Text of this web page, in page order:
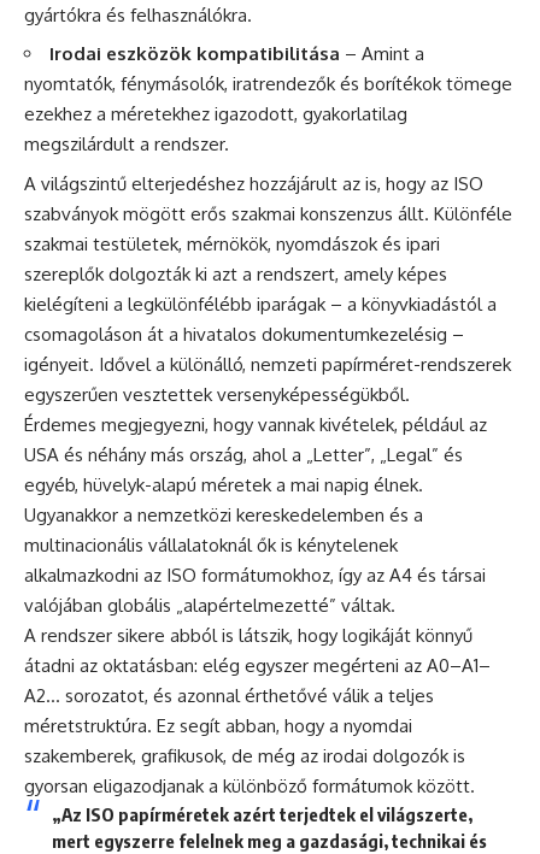
gyártókra és felhasználókra.
Irodai eszközök kompatibilitása – Amint a
nyomtatók, fénymásolók, iratrendezők és borítékok tömege
ezekhez a méretekhez igazodott, gyakorlatilag
megszilárdult a rendszer.
A világszintű elterjedéshez hozzájárult az is, hogy az ISO
szabványok mögött erős szakmai konszenzus állt. Különféle
szakmai testületek, mérnökök, nyomdászok és ipari
szereplők dolgozták ki azt a rendszert, amely képes
kielégíteni a legkülönfélébb iparágak – a könyvkiadástól a
csomagoláson át a hivatalos dokumentumkezelésig –
igényeit. Idővel a különálló, nemzeti papírméret-rendszerek
egyszerűen vesztettek versenyképességükből.
Érdemes megjegyezni, hogy vannak kivételek, például az
USA és néhány más ország, ahol a „Letter”, „Legal” és
egyéb, hüvelyk-alapú méretek a mai napig élnek.
Ugyanakkor a nemzetközi kereskedelemben és a
multinacionális vállalatoknál ők is kénytelenek
alkalmazkodni az ISO formátumokhoz, így az A4 és társai
valójában globális „alapértelmezetté” váltak.
A rendszer sikere abból is látszik, hogy logikáját könnyű
átadni az oktatásban: elég egyszer megérteni az A0–A1–
A2… sorozatot, és azonnal érthetővé válik a teljes
méretstruktúra. Ez segít abban, hogy a nyomdai
szakemberek, grafikusok, de még az irodai dolgozók is
gyorsan eligazodjanak a különböző formátumok között.
„Az ISO papírméretek azért terjedtek el világszerte,
mert egyszerre felelnek meg a gazdasági, technikai és